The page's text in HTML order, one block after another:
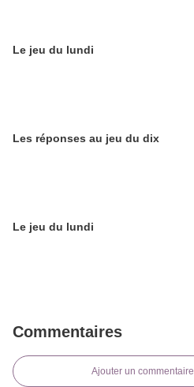
Le jeu du lundi
Les réponses au jeu du dix
Le jeu du lundi
Commentaires
Ajouter un commentaire